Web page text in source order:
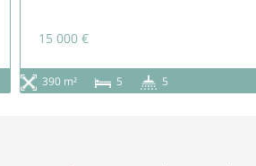
15 000 €
390 m² 5 5